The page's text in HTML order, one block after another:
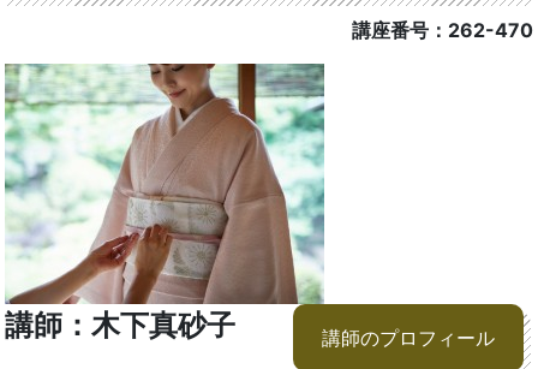
講座番号：262-470
講師：木下真砂子 講師のプロフィール